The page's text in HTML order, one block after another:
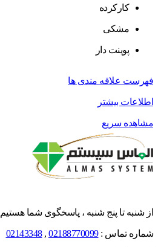
کارکرده
مشکی
پوینت دار
فهرست علاقه مندی ها
اطلاعات بیشتر
مشاهده سریع
از شنبه تا پنج شنبه ، پاسخگوی شما هستیم
شماره تماس :02188770099
,
02143348